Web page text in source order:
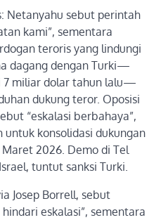
Netanyahu sebut perintah
kami”, sementara
teroris yang lindungi
dagang dengan Turki—
7 miliar dolar tahun lalu—
dukung teror. Oposisi
“eskalasi berbahaya”,
konsolidasi dukungan
2026. Demo di Tel
tuntut sanksi Turki.
Josep Borrell, sebut
eskalasi”, sementara